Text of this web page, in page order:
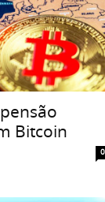
Bitcoin
0